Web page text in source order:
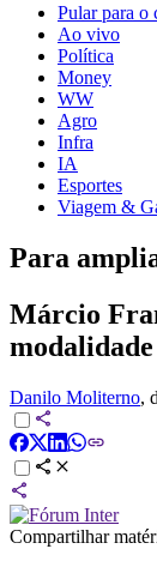
Pular para o
Ao vivo
Política
Money
WW
Agro
Infra
IA
Esportes
Viagem &
Para
Márcio
Danilo Moliterno,
Compartilhar